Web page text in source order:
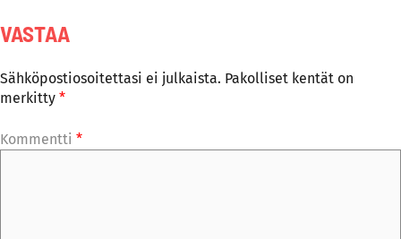
VASTAA
Sähköpostiosoitettasi ei julkaista. Pakolliset kentät on
merkitty *
Kommentti *